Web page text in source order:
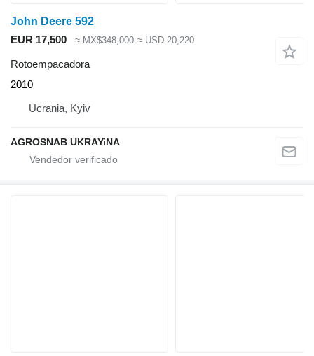
John Deere 592
EUR 17,500
≈ MX$348,000 ≈ USD 20,220
Rotoempacadora
2010
Ucrania, Kyiv
AGROSNAB UKRAYiNA